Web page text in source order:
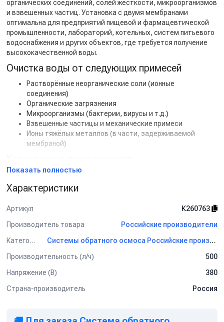
органических соединений, солей жёсткости, микроорганизмов
и взвешенных частиц. Установка с двумя мембранами
оптимальна для предприятий пищевой и фармацевтической
промышленности, лабораторий, котельных, систем питьевого
водоснабжения и других объектов, где требуется получение
высококачественной воды.
Очистка воды от следующих примесей
Растворённые неорганические соли (ионные
соединения)
Органические загрязнения
Микроорганизмы (бактерии, вирусы и т.д.)
Взвешенные частицы и механические примеси
Ионы тяжёлых металлов (в части, задерживаемой
мембраной)
Высокая степень очистки — снижение солесодержания
до 98%.
Производительность 500 л/час — стабильный поток
Конверсия воды (Recovery) 50–90% — экономное
использование исходного ресурса.
давления и расхода.
Компактная конструкция — простая интеграция в
Удобство эксплуатации и обслуживания (замена
Система автоматического контроля качества (TDS-
Показать полностью
Характеристики
Артикул
К260763
Производитель товара
Российские производители
Категория
Системы обратного осмоса Российские производители
Производительность (л/ч)
500
Напряжение (В)
380
Страна-производитель
Россия